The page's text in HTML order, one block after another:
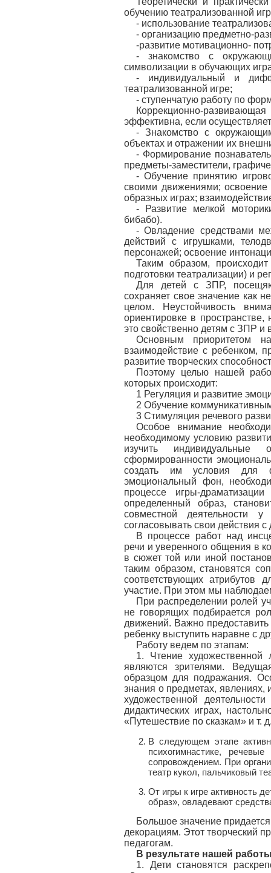
обучению театрализованной
- использование
- организацию предметно-
-развитие мотивационно-
- знакомство с
символизации в обучающих
- индивидуальный и
театрализованной игре;
- ступенчатую работу по
Коррекционно-
эффективна, если
- Знакомство с
объектах и отражении их
- Формирование
предметы-заместители,
- Обучение принятию
своими движениями; освоение
образных играх;
- Развитие мелкой
бибабо).
- Овладение средствами
действий с игрушками,
персонажей; освоение
Таким образом,
подготовки театрализации) и
Для детей с ЗПР,
сохраняет свое значение как
целом. Неустойчивость
ориентировке в
это свойственно детям с ЗПР и
Основным приоритетом
взаимодействие с ребенком,
развитие творческих
Поэтому целью нашей
которых происходит:
1 Регуляция и развитие
2 Обучение
3 Стимуляция речевого
Особое внимание
необходимому условию
изучить индивидуальные
сформированности
создать им условия для
эмоциональный фон,
процессе игры-
определенный образ,
совместной деятельности
согласовывать свои действия с
В процессе работ над
речи и уверенного общения в
в сюжет той или иной
таким образом, становятся
соответствующих атрибутов
участие. При этом мы
При распределении ролей
не говорящих подбирается
движений. Важно
ребенку выступить наравне с
Работу ведем по этапам:
1. Чтение художественной
являются зрителями.
образцом для подражания.
знания о предметах, явлениях,
художественной
дидактических играх,
«Путешествие по сказкам» и т.
В следующем этапе
психогимнастике,
сопровождением. При
театр кукол, пальчиковый
От игры к игре активность
образ», овладевают
Большое значение
декорациям. Этот творческий
педагогам.
В результате нашей
1. Дети становятся